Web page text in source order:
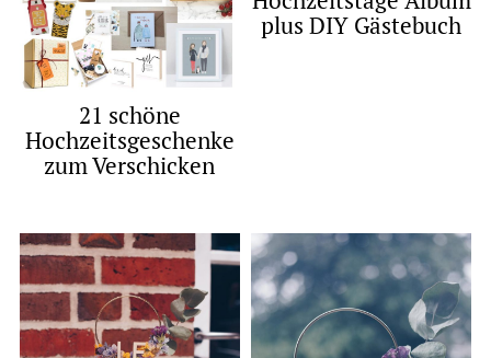
21 schöne
Hochzeitsgeschenke
zum Verschicken
plus DIY Gästebuch